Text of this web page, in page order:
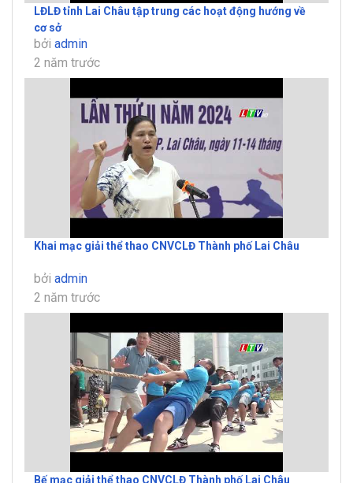
LĐLĐ tỉnh Lai Châu tập trung các hoạt động hướng về
cơ sở
bởi admin
2 năm trước
Khai mạc giải thể thao CNVCLĐ Thành phố Lai Châu
bởi admin
2 năm trước
Bế mạc giải thể thao CNVCLĐ Thành phố Lai Châu